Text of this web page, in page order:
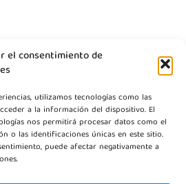
el consentimiento de
utilizamos tecnologías como las
a la información del dispositivo. El
nos permitirá procesar datos como el
o las identificaciones únicas en este sitio.
puede afectar negativamente a
2, Modulo 1, Pol Prologics, 28830